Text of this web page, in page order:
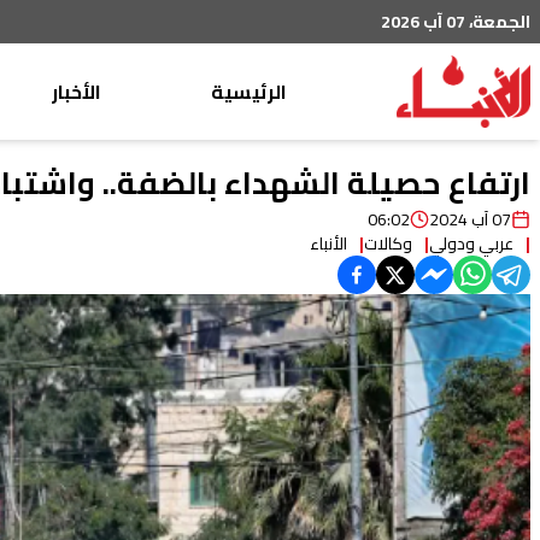
الجمعة، 07 آب 2026
الرئيسية
الأخبار
محليات
عربي دولي
خاص
رياضة
من لبنان
ثقافة ومجتمع
منوعات
ارتفاع حصيلة الشهداء بالضفة..
07 آب 2024 06:02
عربي ودولي وكالات الأنباء